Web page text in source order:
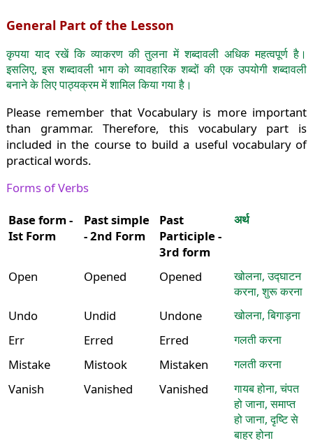
General Part of the Lesson
कृपया याद रखें कि व्याकरण की तुलना में शब्दावली अधिक महत्वपूर्ण है।
इसलिए, इस शब्दावली भाग को व्यावहारिक शब्दों की एक उपयोगी शब्दावली
बनाने के लिए पाठ्यक्रम में शामिल किया गया है।
Please remember that Vocabulary is more important
than grammar. Therefore, this vocabulary part is
included in the course to build a useful vocabulary of
practical words.
Forms of Verbs
Base form -
Ist Form
Past simple
- 2nd Form
Past
Participle -
3rd form
अर्थ
Open Opened Opened
खोलना, उद्घाटन
करना, शुरू करना
Undo Undid Undone खोलना, बिगाड़ना
Err Erred Erred गलती करना
Mistake Mistook Mistaken गलती करना
Vanish Vanished Vanished
गायब होना, चंपत
हो जाना, समाप्त
हो जाना, दृष्टि से
बाहर होना